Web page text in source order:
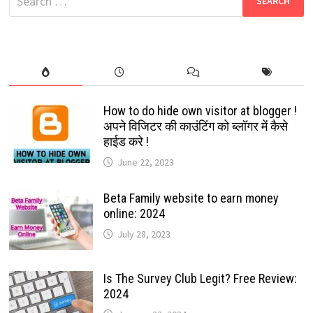
for:
How to do hide own visitor at blogger !
अपने विजिटर की काउंटिंग को ब्लॉगर में कैसे
हाईड करे !
June 22, 2023
Beta Family website to earn money
online: 2024
July 28, 2023
Is The Survey Club Legit? Free Review:
2024